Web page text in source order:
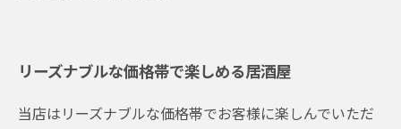
リーズナブルな価格帯で楽しめる居酒屋
当店はリーズナブルな価格帯でお客様に楽しんでいただ